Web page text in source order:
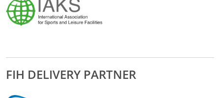
FIH DELIVERY PARTNER